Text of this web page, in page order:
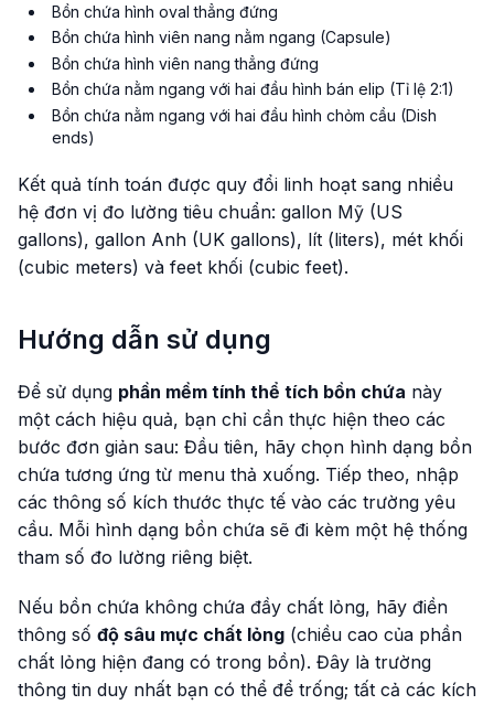
Bồn chứa hình oval thẳng đứng
Bồn chứa hình viên nang nằm ngang (Capsule)
Bồn chứa hình viên nang thẳng đứng
Bồn chứa nằm ngang với hai đầu hình bán elip (Tỉ lệ 2:1)
Bồn chứa nằm ngang với hai đầu hình chỏm cầu (Dish
ends)
Kết quả tính toán được quy đổi linh hoạt sang nhiều
hệ đơn vị đo lường tiêu chuẩn: gallon Mỹ (US
gallons), gallon Anh (UK gallons), lít (liters), mét khối
(cubic meters) và feet khối (cubic feet).
Hướng dẫn sử dụng
Để sử dụng phần mềm tính thể tích bồn chứa này
một cách hiệu quả, bạn chỉ cần thực hiện theo các
bước đơn giản sau: Đầu tiên, hãy chọn hình dạng bồn
chứa tương ứng từ menu thả xuống. Tiếp theo, nhập
các thông số kích thước thực tế vào các trường yêu
cầu. Mỗi hình dạng bồn chứa sẽ đi kèm một hệ thống
tham số đo lường riêng biệt.
Nếu bồn chứa không chứa đầy chất lỏng, hãy điền
thông số độ sâu mực chất lỏng (chiều cao của phần
chất lỏng hiện đang có trong bồn). Đây là trường
thông tin duy nhất bạn có thể để trống; tất cả các kích